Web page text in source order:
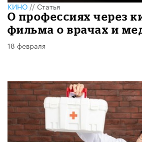
КИНО//Статья
О профессиях через
фильма о врачах и
18 февраля